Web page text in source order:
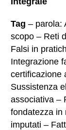
Tag – parola:
scopo – Reti
Falsi in
Integrazione
certificazione
Sussistenza
associativa –
fondatezza in
imputati –